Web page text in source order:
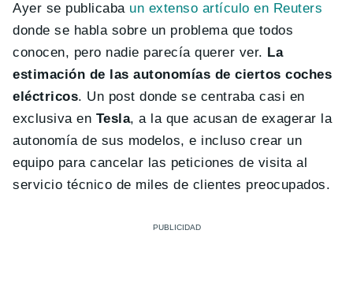
Ayer se publicabaun extenso artículo en Reuters
donde se habla sobre un problema que todos
conocen, pero nadie parecía querer ver. La
estimación de las autonomías de ciertos coches
eléctricos. Un post donde se centraba casi en
exclusiva en Tesla, a la que acusan de exagerar la
autonomía de sus modelos, e incluso crear un
equipo para cancelar las peticiones de visita al
servicio técnico de miles de clientes preocupados.